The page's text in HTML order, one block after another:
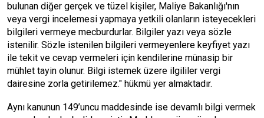
bulunan diğer gerçek ve tüzel kişiler, Maliye Bakanlığı'nın
veya vergi incelemesi yapmaya yetkili olanların isteyecekleri
bilgileri vermeye mecburdurlar. Bilgiler yazı veya sözle
istenilir. Sözle istenilen bilgileri vermeyenlere keyfiyet yazı
ile tekit ve cevap vermeleri için kendilerine münasip bir
mühlet tayin olunur. Bilgi istemek üzere ilgililer vergi
dairesine zorla getirilemez." hükmü yer almaktadır.
Aynı kanunun 149’uncu maddesinde ise devamlı bilgi vermek